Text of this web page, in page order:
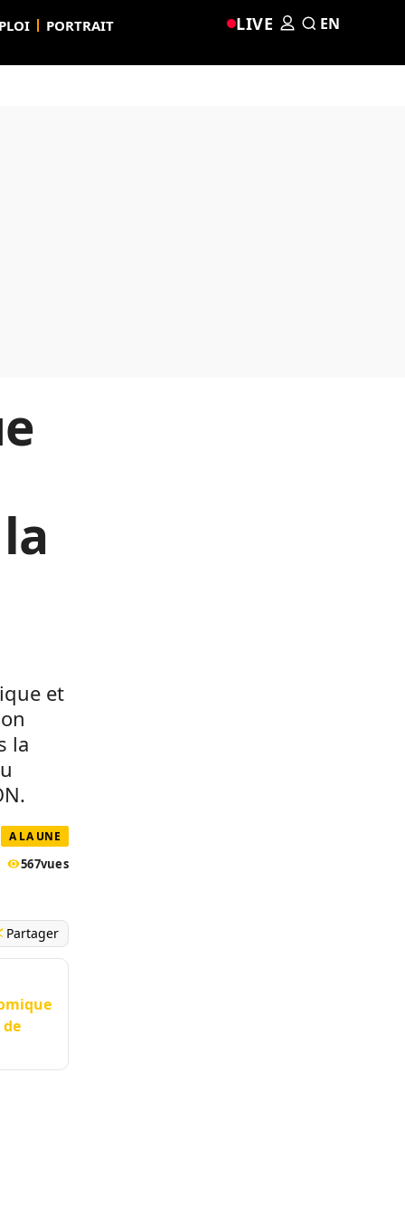
PORTRAIT LIVE EN
et
la
A LA UNE
567vues
Partager